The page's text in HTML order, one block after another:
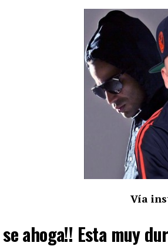
Vía
se ahoga!! Esta muy